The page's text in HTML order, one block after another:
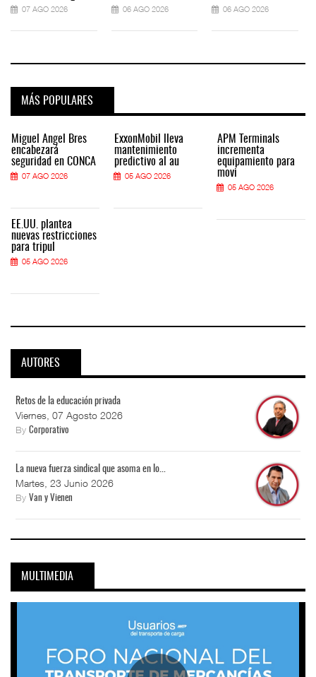
07 AGO 2026 06 AGO 2026 06 AGO 2026
MÁS POPULARES
Miguel Ángel Bres
encabezará
seguridad en CONCA
07 AGO 2026
EE.UU. plantea
nuevas restricciones
para tripul
05 AGO 2026
ExxonMobil lleva
mantenimiento
predictivo al au
05 AGO 2026
APM Terminals
incrementa
equipamiento para
movi
05 AGO 2026
AUTORES
Retos de la educación privada
Viernes, 07 Agosto 2026
By Corporativo
La nueva fuerza sindical que asoma en lo...
Martes, 23 Junio 2026
By Van y Vienen
MULTIMEDIA